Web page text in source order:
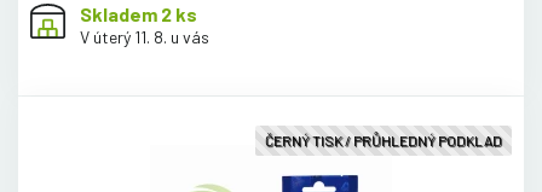
Skladem 2 ks
V úterý 11. 8. u vás
ČERNÝ TISK / PRŮHLEDNÝ PODKLAD